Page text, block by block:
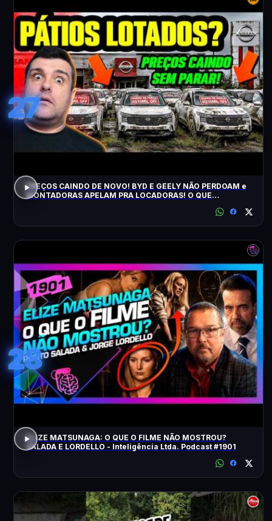
27
PREÇOS CAINDO DE NOVO! BYD E GEELY NÃO PERDOAM e
MONTADORAS APELAM PRA LOCADORAS! O QUE
28
ELIZE MATSUNAGA: O QUE O FILME NÃO MOSTROU?
SALADA E LORDELLO - Inteligência Ltda. Podcast #1901